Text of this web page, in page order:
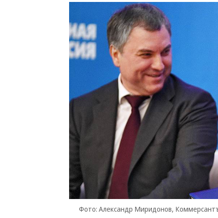
Фото: Александр Миридонов,